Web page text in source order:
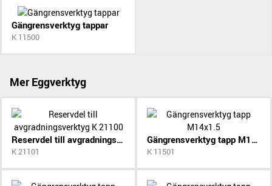
Gängrensverktyg tappar
K 11500
Mer Eggverktyg
Reservdel till avgradningsverktyg K 21100
K 21101
Gängrensverktyg tapp M14x1.5
K 11501